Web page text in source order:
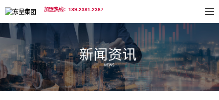
加盟热线：189-2381-2387